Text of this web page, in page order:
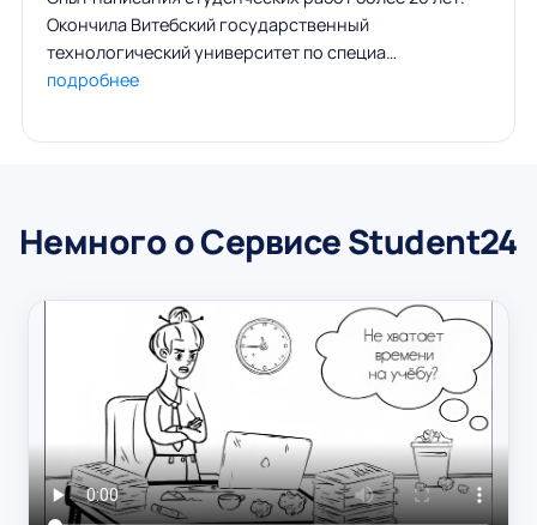
Окончила Витебский государственный
технологический университет по специа…
подробнее
Немного о Сервисе Student24